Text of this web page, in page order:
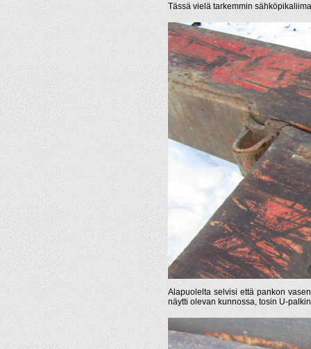
Tässä vielä tarkemmin
Alapuolelta selvisi että pankon
näytti olevan kunnossa, tosin U-